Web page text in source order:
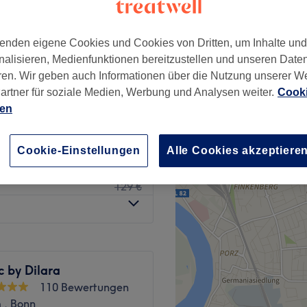
Naturlook
69 €
99 €
Glamourlook
Extralook
109 €
129 €
by Dilara
110 Bewertungen
Bonn
eigene Cookies und Cookies von Dritten, um Inhalte
Medienfunktionen bereitzustellen und unseren
Wir geben auch Informationen über die Nutzung unserer
für soziale Medien, Werbung und Analysen weiter.
Cookie-Einstellungen Alle Cookies